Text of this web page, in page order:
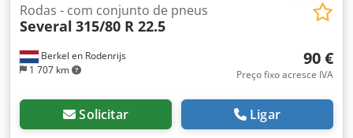
Berkel en Rodenrijs
1 707 km
Rodas - com conjunto de pneus
Several 315/80 R 22.5
90 €
Preço fixo acresce IVA
Solicitar Ligar